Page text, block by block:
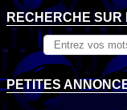
RECHERCHE SUR
PETITES